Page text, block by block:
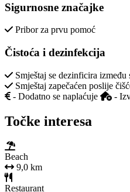
Sigurnosne značajke
Pribor za prvu pomoć
Čistoća i dezinfekcija
Smještaj se dezinficira između
Smještaj zapečaćen poslije
- Dodatno se naplaćuje
-
Točke interesa
Beach
9,0 km
Restaurant